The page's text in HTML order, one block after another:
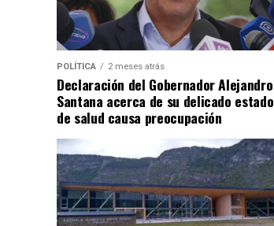
POLÍTICA 2 meses atrás
Declaración del Gobernador Alejandro
Santana acerca de su delicado estado
de salud causa preocupación